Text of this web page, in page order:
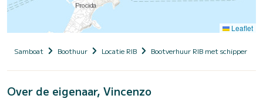
Leaflet
Samboat Boothuur Locatie RIB Bootverhuur RIB met schipper
Over de eigenaar, Vincenzo